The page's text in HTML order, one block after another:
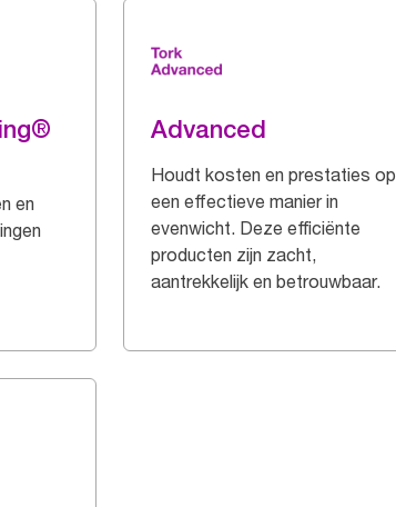
en
Advanced
Houdt kosten en prestaties op
een effectieve manier in
evenwicht. Deze efficiënte
producten zijn zacht,
aantrekkelijk en betrouwbaar.